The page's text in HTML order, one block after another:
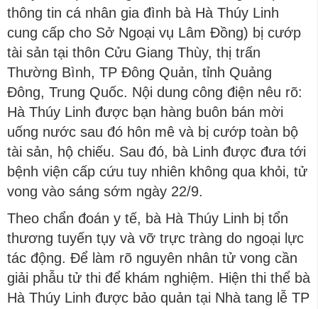
thông tin cá nhân gia đình bà Hà Thúy Linh
cung cấp cho Sở Ngoại vụ Lâm Đồng) bị cướp
tài sản tại thôn Cửu Giang Thùy, thị trấn
Thường Bình, TP Đông Quản, tỉnh Quảng
Đông, Trung Quốc. Nội dung công điện nêu rõ:
Hà Thúy Linh được bạn hàng buôn bán mời
uống nước sau đó hôn mê và bị cướp toàn bộ
tài sản, hộ chiếu. Sau đó, bà Linh được đưa tới
bệnh viện cấp cứu tuy nhiên không qua khỏi, tử
vong vào sáng sớm ngày 22/9.
Theo chẩn đoán y tế, bà Hà Thúy Linh bị tổn
thương tuyến tụy và vỡ trực tràng do ngoại lực
tác động. Để làm rõ nguyên nhân tử vong cần
giải phẫu tử thi để khám nghiệm. Hiện thi thể bà
Hà Thúy Linh được bảo quản tại Nhà tang lễ TP